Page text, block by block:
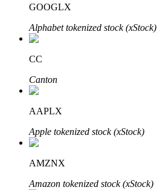
Узнайте о пассивном доходе
Bitrue
AI
Bitrue Партнеры
GOOGLX
Alphabet tokenized stock (xStock)
CC
Canton
AAPLX
Apple tokenized stock (xStock)
AMZNX
Amazon tokenized stock (xStock)